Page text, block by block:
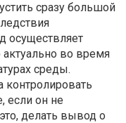
сразу большой
осуществляет
во время
среды.
контролировать
если он не
делать вывод о